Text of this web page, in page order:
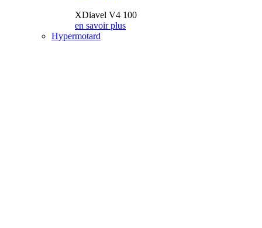
XDiavel V4 100
en savoir plus
Hypermotard